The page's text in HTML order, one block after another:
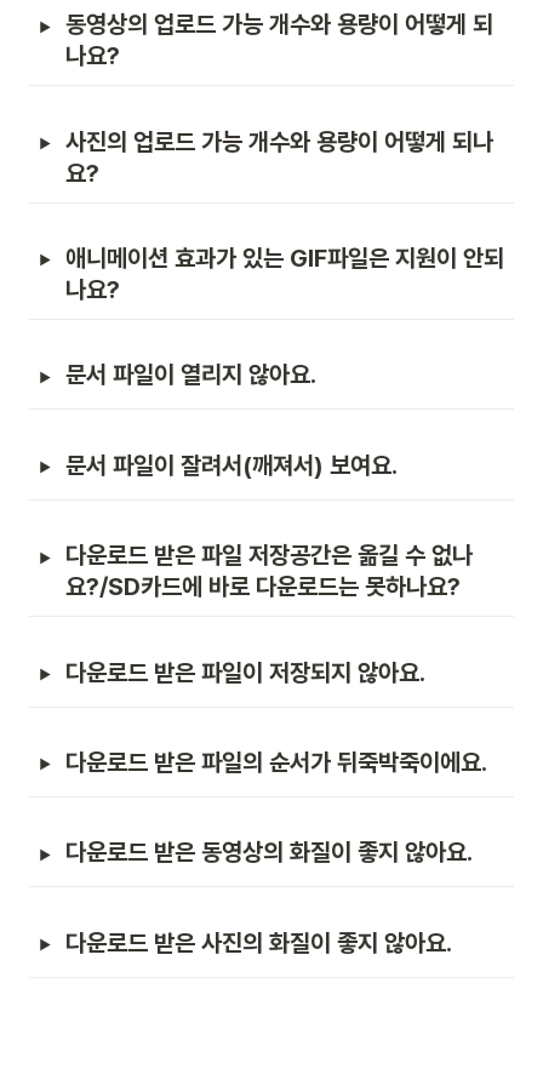
동영상의 업로드 가능 개수와 용량이 어떻게 되
나요?
사진의 업로드 가능 개수와 용량이 어떻게 되나
요?
애니메이션 효과가 있는 GIF파일은 지원이 안되
나요?
문서 파일이 열리지 않아요.
문서 파일이 잘려서(깨져서) 보여요.
다운로드 받은 파일 저장공간은 옮길 수 없나
요?/SD카드에 바로 다운로드는 못하나요?
다운로드 받은 파일이 저장되지 않아요.
다운로드 받은 파일의 순서가 뒤죽박죽이에요.
다운로드 받은 동영상의 화질이 좋지 않아요.
다운로드 받은 사진의 화질이 좋지 않아요.